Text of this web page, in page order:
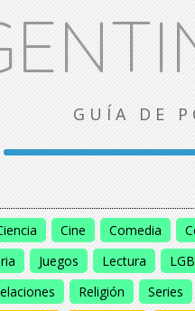
GUÍA DE
Cine Comedia
Juegos Lectura
Religión Series